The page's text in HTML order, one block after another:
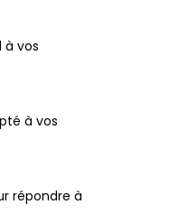
vos
à vos
répondre à